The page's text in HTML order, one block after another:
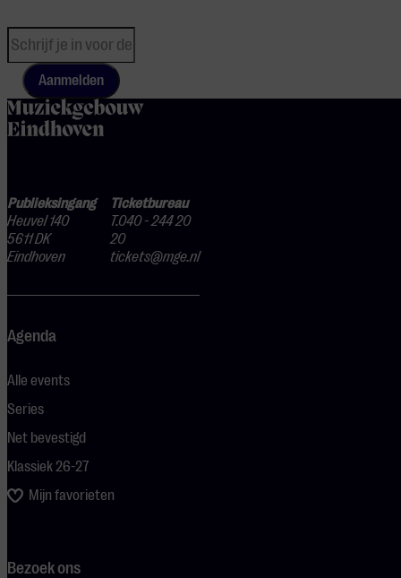
Aanmelden
Publieksingang
Heuvel 140
5611 DK
Eindhoven
Ticketbureau
T.040 - 244 20
20
tickets@mge.nl
Agenda
Alle events
Series
Net bevestigd
Klassiek 26-27
Mijn favorieten
Bezoek ons